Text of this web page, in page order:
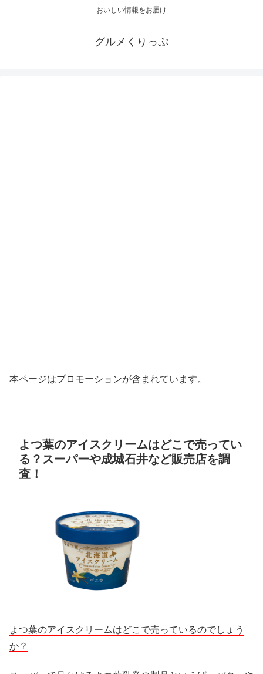
おいしい情報をお届け
グルメくりっぷ
本ページはプロモーションが含まれています。
よつ葉のアイスクリームはどこで売ってい
る？スーパーや成城石井など販売店を調
査！
よつ葉のアイスクリームはどこで売っているのでしょう
か？